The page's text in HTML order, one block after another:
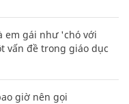
em gái như 'chó với
vấn đề trong giáo dục
giờ nên gọi